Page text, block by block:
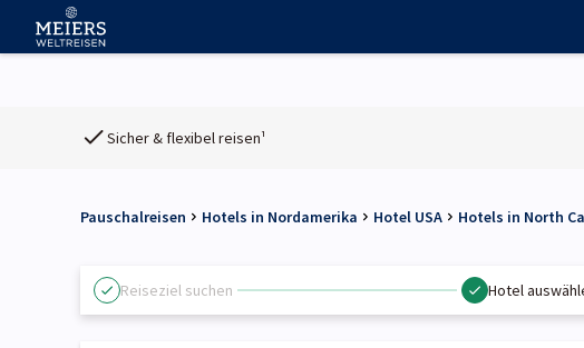
Sicher & flexibel reisen¹
Pauschalreisen Hotels in Nordamerika Hotel USA Hotels in North
Reiseziel suchen Hotel